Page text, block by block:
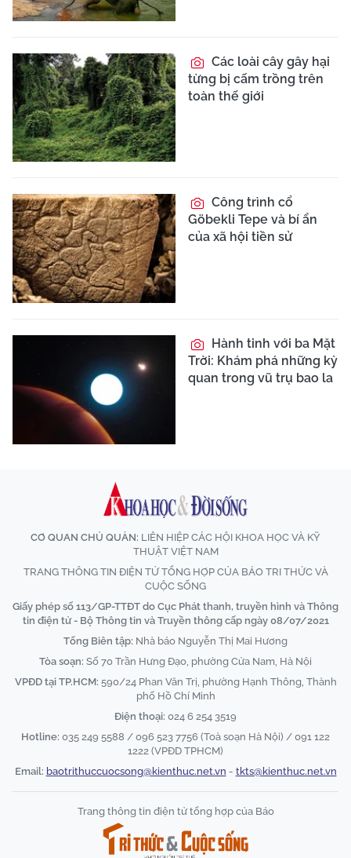
Các loài cây gây hại
từng bị cấm trồng trên
toàn thế giới
Công trình cổ
Göbekli Tepe và bí ẩn
của xã hội tiền sử
Hành tinh với ba Mặt
Trời: Khám phá những kỳ
quan trong vũ trụ bao la
CƠ QUAN CHỦ QUẢN: LIÊN HIỆP CÁC HỘI KHOA HỌC VÀ KỸ
THUẬT VIỆT NAM
TRANG THÔNG TIN ĐIỆN TỬ TỔNG HỢP CỦA BÁO TRI THỨC VÀ
CUỘC SỐNG
Giấy phép số 113/GP-TTĐT do Cục Phát thanh, truyền hình và Thông
tin điện tử - Bộ Thông tin và Truyền thông cấp ngày 08/07/2021
Tổng Biên tập: Nhà báo Nguyễn Thị Mai Hương
Tòa soạn: Số 70 Trần Hưng Đạo, phường Cửa Nam, Hà Nội
VPĐD tại TP.HCM: 590/24 Phan Văn Trị, phường Hạnh Thông, Thành
phố Hồ Chí Minh
Điện thoại: 024 6 254 3519
Hotline: 035 249 5588 / 096 523 7756 (Toà soạn Hà Nội) / 091 122
1222 (VPĐD TPHCM)
Email: baotrithuccuocsong@kienthuc.net.vn - tkts@kienthuc.net.vn
Trang thông tin điện tử tổng hợp của Báo